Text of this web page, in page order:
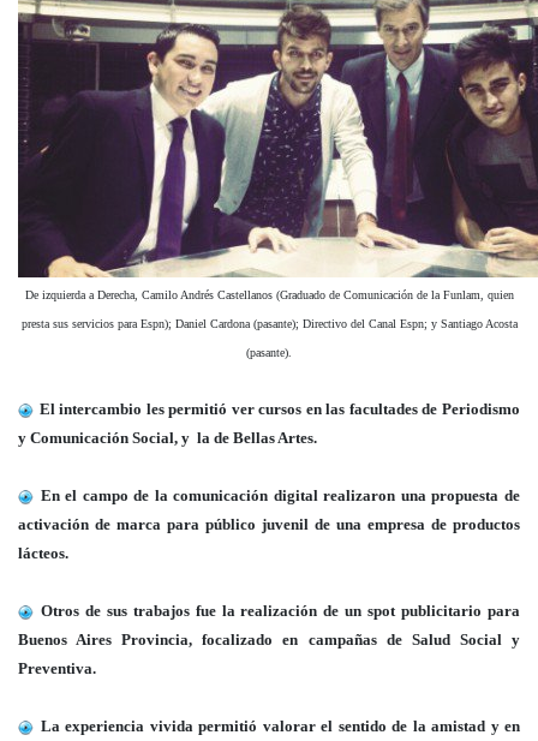
De izquierda a Derecha, Camilo Andrés Castellanos (Graduado de Comunicación de la Funlam, quien
presta sus servicios para Espn); Daniel Cardona (pasante); Directivo del Canal Espn; y Santiago Acosta
(pasante).
El intercambio les permitió ver cursos en las facultades de Periodismo
y Comunicación Social, y la de Bellas Artes.
En el campo de la comunicación digital realizaron una propuesta de
activación de marca para público juvenil de una empresa de productos
lácteos.
Otros de sus trabajos fue la realización de un spot publicitario para
Buenos Aires Provincia, focalizado en campañas de Salud Social y
Preventiva.
La experiencia vivida permitió valorar el sentido de la amistad y en